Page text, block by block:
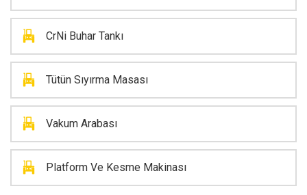
CrNi Buhar Tankı
Tütün Sıyırma Masası
Vakum Arabası
Platform Ve Kesme Makinası